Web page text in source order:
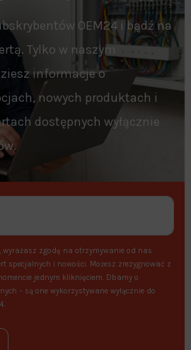
OEM24 i bądź na
Tylko w naszym
informacje o
nowych produktach i
dostępnych wyłącznie
wyrażasz zgodę na otrzymywanie od nas
specjalnych i nowości. Możesz zrezygnować z
jednym kliknięciem. Dbamy o
– są one wykorzystywane wyłącznie do